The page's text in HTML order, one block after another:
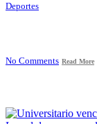
Deportes
No Comments Read More